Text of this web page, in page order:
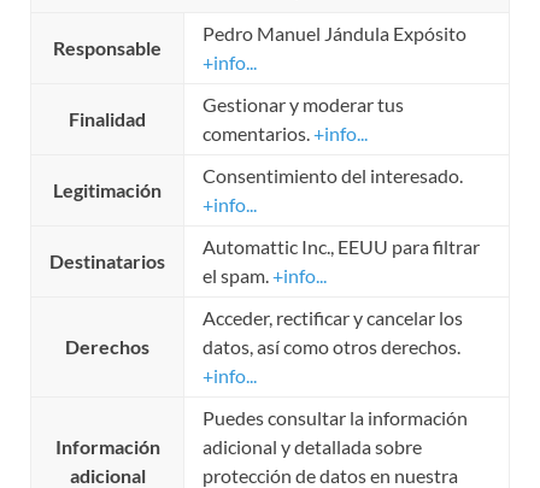
Responsable
Pedro Manuel Jándula Expósito
+info...
Finalidad
Gestionar y moderar tus
comentarios. +info...
Legitimación
Consentimiento del interesado.
+info...
Destinatarios
Automattic Inc., EEUU para filtrar
el spam. +info...
Derechos
Acceder, rectificar y cancelar los
datos, así como otros derechos.
+info...
Información
adicional
Puedes consultar la información
adicional y detallada sobre
protección de datos en nuestra